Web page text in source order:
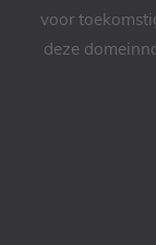
voor
deze